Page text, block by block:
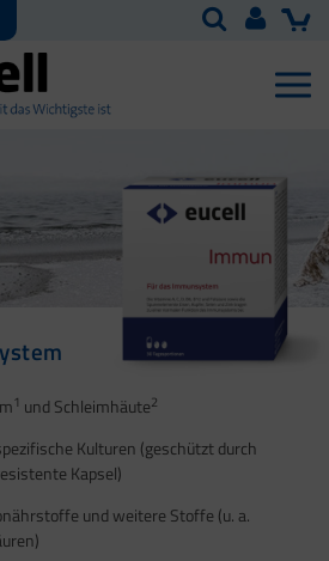
1 und Schleimhäute2
Kulturen (geschützt durch
Kapsel)
und weitere Stoffe (u. a.
4